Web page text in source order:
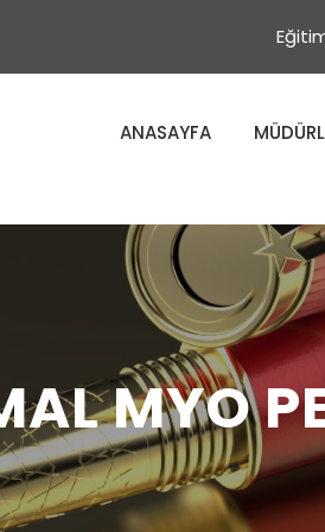
ANASAYFA
MYO